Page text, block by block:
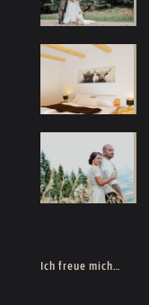
Ich freue mich…